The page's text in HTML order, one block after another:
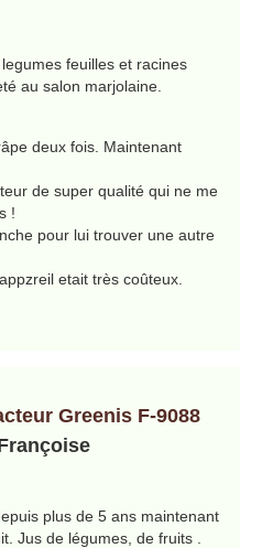
feuilles et racines
au salon marjolaine.
deux fois. Maintenant
de super qualité qui ne me
!
pour lui trouver une autre
etait très coûteux.
Greenis F-9088
plus de 5 ans maintenant
Jus de légumes, de fruits .